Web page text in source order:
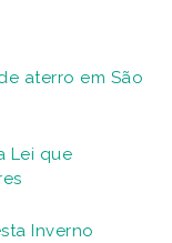
aterro em São
Lei que
Inverno